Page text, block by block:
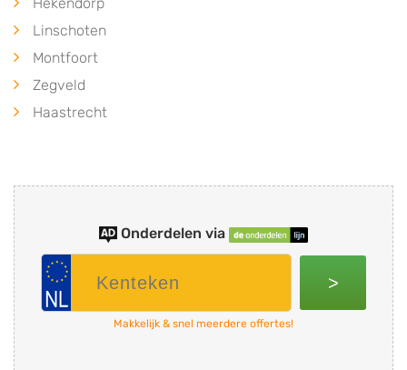
Hekendorp
Linschoten
Montfoort
Zegveld
Haastrecht
Onderdelen via
>
Makkelijk & snel meerdere offertes!